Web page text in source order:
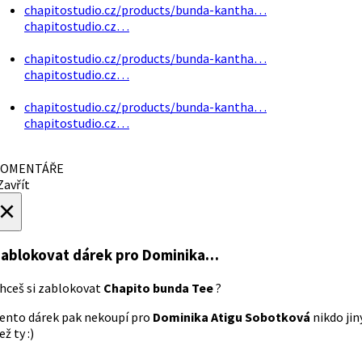
chapitostudio.cz/products/bunda-kantha…
chapitostudio.cz…
chapitostudio.cz/products/bunda-kantha…
chapitostudio.cz…
chapitostudio.cz/products/bunda-kantha…
chapitostudio.cz…
dárek pro Dominika…
si zablokovat Chapito bunda Tee?
dárek pak nekoupí pro Dominika Atigu Sobotková nikdo
ty :)